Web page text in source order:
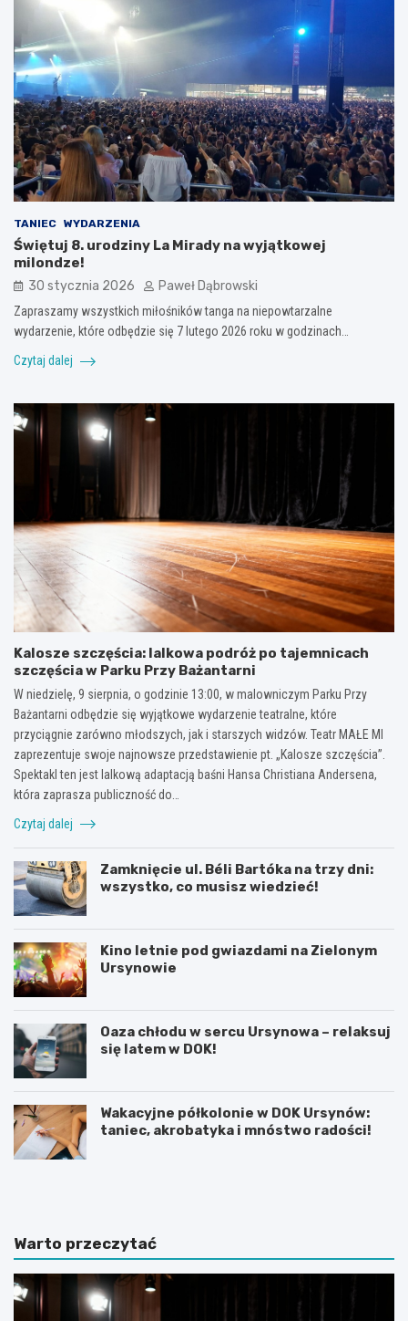
TANIEC WYDARZENIA
Świętuj 8. urodziny La Mirady na wyjątkowej
milondze!
30 stycznia 2026 Paweł Dąbrowski
Zapraszamy wszystkich miłośników tanga na niepowtarzalne
wydarzenie, które odbędzie się 7 lutego 2026 roku w godzinach…
Czytaj dalej
Kalosze szczęścia: lalkowa podróż po tajemnicach
szczęścia w Parku Przy Bażantarni
W niedzielę, 9 sierpnia, o godzinie 13:00, w malowniczym Parku Przy
Bażantarni odbędzie się wyjątkowe wydarzenie teatralne, które
przyciągnie zarówno młodszych, jak i starszych widzów. Teatr MAŁE MI
zaprezentuje swoje najnowsze przedstawienie pt. „Kalosze szczęścia”.
Spektakl ten jest lalkową adaptacją baśni Hansa Christiana Andersena,
która zaprasza publiczność do…
Czytaj dalej
Zamknięcie ul. Béli Bartóka na trzy dni:
wszystko, co musisz wiedzieć!
Kino letnie pod gwiazdami na Zielonym
Ursynowie
Oaza chłodu w sercu Ursynowa – relaksuj
się latem w DOK!
Wakacyjne półkolonie w DOK Ursynów:
taniec, akrobatyka i mnóstwo radości!
P
d
y
p
l
T
s
B
r
i
Warto przeczytać